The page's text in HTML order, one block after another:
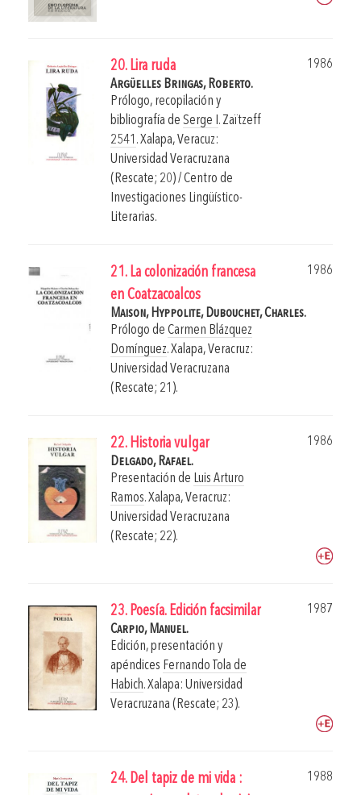
20. Lira ruda
1986
Argüelles Bringas, Roberto.
Prólogo, recopilación y
bibliografía de Serge I . Zaïtzeff
2541 .Xalapa, Veracuz:
Universidad Veracruzana
(Rescate; 20) / Centro de
Investigaciones Lingüístico-
Literarias.
21. La colonización francesa
en Coatzacoalcos
1986
Maison, Hyppolite, Dubouchet, Charles.
Prólogo de Carmen Blázquez
Domínguez.Xalapa, Veracruz:
Universidad Veracruzana
(Rescate; 21).
22. Historia vulgar
1986
Delgado, Rafael.
Presentación de Luis Arturo
Ramos.Xalapa, Veracruz:
Universidad Veracruzana
(Rescate; 22).
23. Poesía. Edición facsimilar
1987
Carpio, Manuel.
Edición, presentación y
apéndices Fernando Tola de
Habich.Xalapa: Universidad
Veracruzana (Rescate; 23).
24. Del tapiz de mi vida :
1988